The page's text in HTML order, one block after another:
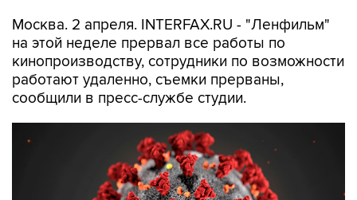
Москва. 2 апреля. INTERFAX.RU - "Ленфильм"
на этой неделе прервал все работы по
кинопроизводству, сотрудники по возможности
работают удаленно, съемки прерваны,
сообщили в пресс-службе студии.